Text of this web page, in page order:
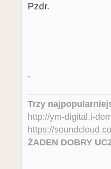
Pzdr.
.
Trzy
http://ym-digital.i-
https://
ŻADEN DOBRY